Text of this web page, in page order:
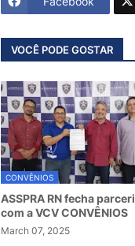
VOCÊ PODE GOSTAR
CONVÊNIOS
ASSPRA RN fecha
com a VCV CONVÊNIOS
March 07, 2025